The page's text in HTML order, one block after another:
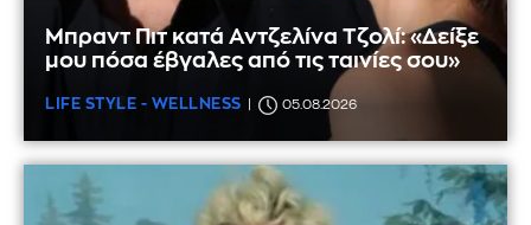
Μπραντ Πιτ κατά Αντζελίνα Τζολί: «Δείξε
μου πόσα έβγαλες από τις ταινίες σου»
LIFE STYLE - WELLNESS 05.08.2026